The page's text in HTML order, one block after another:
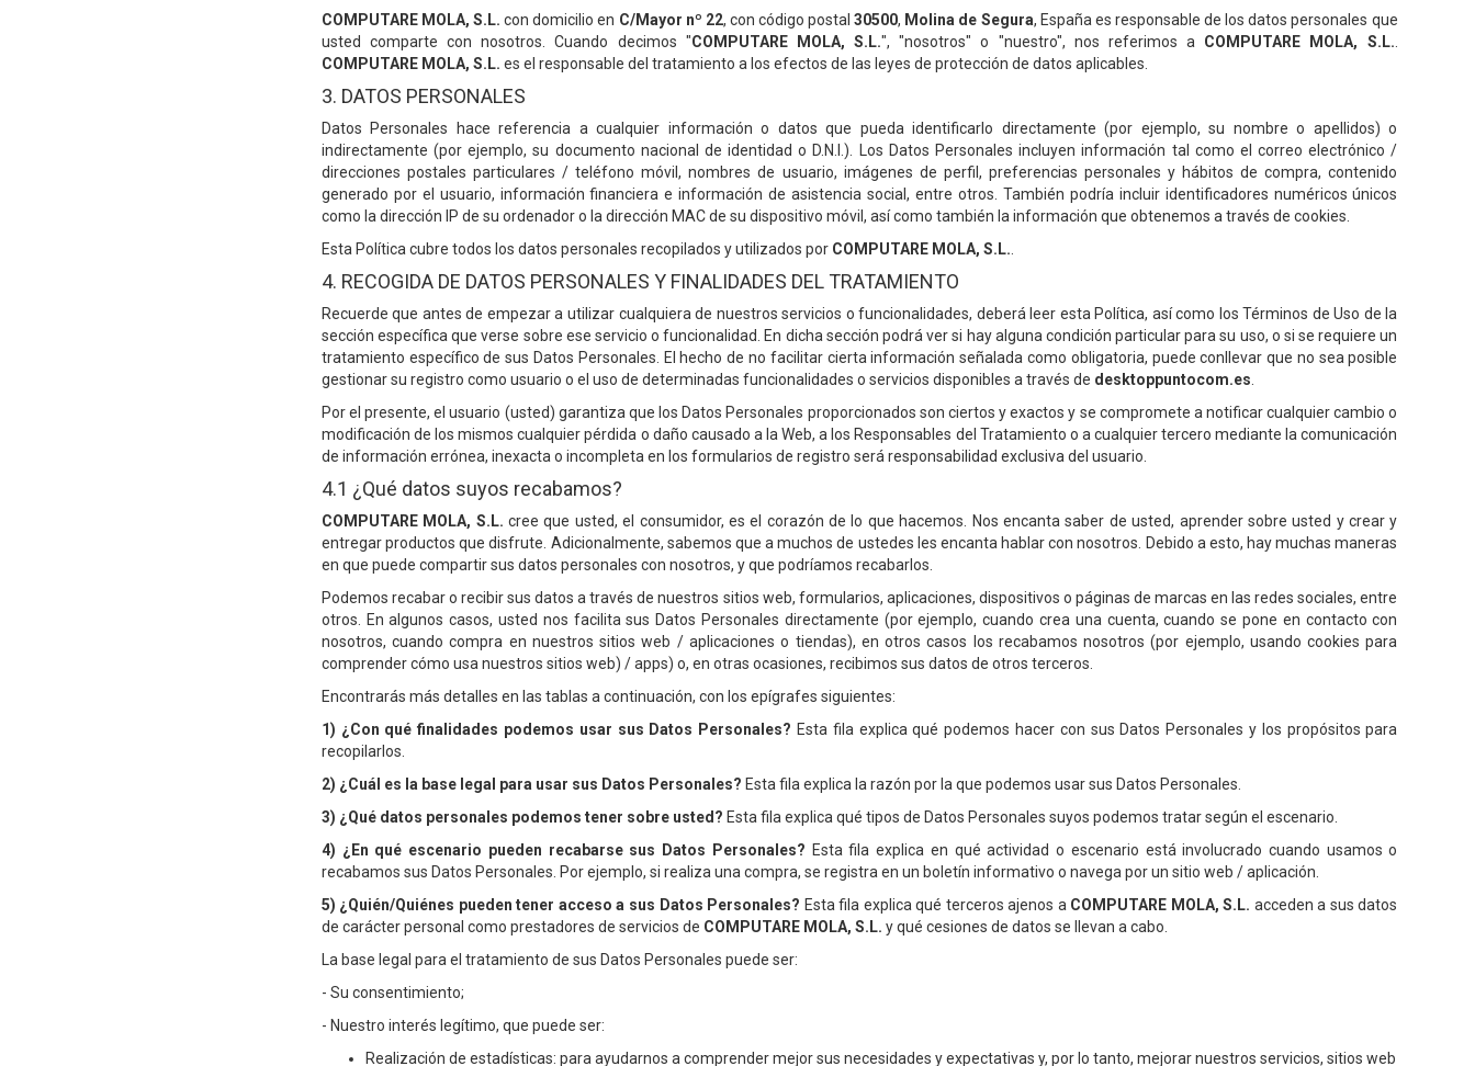
COMPUTARE MOLA, S.L. con domicilio en C/Mayor nº 22, con código postal30500, Molina de Segura, España es responsable de los datos personales que
usted comparte con nosotros. Cuando decimos "COMPUTARE MOLA, S.L.", "nosotros" o "nuestro", nos referimos a COMPUTARE MOLA, S.L.
COMPUTARE MOLA, S.L. es el responsable del tratamiento a los efectos de las leyes de protección de datos aplicables.
3. DATOS PERSONALES
Datos Personales hace referencia a cualquier información o datos que pueda identificarlo directamente (por ejemplo, su nombre o apellidos) o
indirectamente (por ejemplo, su documento nacional de identidad o D.N.I.). Los Datos Personales incluyen información tal como el correo electrónico /
direcciones postales particulares / teléfono móvil, nombres de usuario, imágenes de perfil, preferencias personales y hábitos de compra, contenido
generado por el usuario, información financiera e información de asistencia social, entre otros. También podría incluir identificadores numéricos únicos
como la dirección IP de su ordenador o la dirección MAC de su dispositivo móvil, así como también la información que obtenemos a través de cookies.
Esta Política cubre todos los datos personales recopilados y utilizados por COMPUTARE MOLA, S.L.
4. RECOGIDA DE DATOS PERSONALES Y FINALIDADES DEL TRATAMIENTO
Recuerde que antes de empezar a utilizar cualquiera de nuestros servicios o funcionalidades, deberá leer esta Política, así como los Términos de Uso de la
sección específica que verse sobre ese servicio o funcionalidad. En dicha sección podrá ver si hay alguna condición particular para su uso, o si se requiere un
tratamiento específico de sus Datos Personales. El hecho de no facilitar cierta información señalada como obligatoria, puede conllevar que no sea posible
gestionar su registro como usuario o el uso de determinadas funcionalidades o servicios disponibles a través de desktoppuntocom.es
Por el presente, el usuario (usted) garantiza que los Datos Personales proporcionados son ciertos y exactos y se compromete a notificar cualquier cambio o
modificación de los mismos cualquier pérdida o daño causado a la Web, a los Responsables del Tratamiento o a cualquier tercero mediante la comunicación
de información errónea, inexacta o incompleta en los formularios de registro será responsabilidad exclusiva del usuario.
4.1 ¿Qué datos suyos recabamos?
COMPUTARE MOLA, S.L. cree que usted, el consumidor, es el corazón de lo que hacemos. Nos encanta saber de usted, aprender sobre usted y crear y
entregar productos que disfrute. Adicionalmente, sabemos que a muchos de ustedes les encanta hablar con nosotros. Debido a esto, hay muchas maneras
en que puede compartir sus datos personales con nosotros, y que podríamos recabarlos.
Podemos recabar o recibir sus datos a través de nuestros sitios web, formularios, aplicaciones, dispositivos o páginas de marcas en las redes sociales, entre
otros. En algunos casos, usted nos facilita sus Datos Personales directamente (por ejemplo, cuando crea una cuenta, cuando se pone en contacto con
nosotros, cuando compra en nuestros sitios web / aplicaciones o tiendas), en otros casos los recabamos nosotros (por ejemplo, usando cookies para
comprender cómo usa nuestros sitios web) / apps) o, en otras ocasiones, recibimos sus datos de otros terceros.
Encontrarás más detalles en las tablas a continuación, con los epígrafes siguientes:
1) ¿Con qué finalidades podemos usar sus Datos Personales? Esta fila explica qué podemos hacer con sus Datos Personales y los propósitos para
recopilarlos.
2) ¿Cuál es la base legal para usar sus Datos Personales? Esta fila explica la razón por la que podemos usar sus Datos Personales.
3) ¿Qué datos personales podemos tener sobre usted? Esta fila explica qué tipos de Datos Personales suyos podemos tratar según el escenario.
4) ¿En qué escenario pueden recabarse sus Datos Personales? Esta fila explica en qué actividad o escenario está involucrado cuando usamos o
recabamos sus Datos Personales. Por ejemplo, si realiza una compra, se registra en un boletín informativo o navega por un sitio web / aplicación.
5) ¿Quién/Quiénes pueden tener acceso a sus Datos Personales? Esta fila explica qué terceros ajenos a COMPUTARE MOLA, S.L. acceden a sus datos
de carácter personal como prestadores de servicios de COMPUTARE MOLA, S.L. y qué cesiones de datos se llevan a cabo.
La base legal para el tratamiento de sus Datos Personales puede ser:
- Su consentimiento;
- Nuestro interés legítimo, que puede ser:
Realización de estadísticas: para ayudarnos a comprender mejor sus necesidades y expectativas y, por lo tanto, mejorar nuestros servicios, sitios web